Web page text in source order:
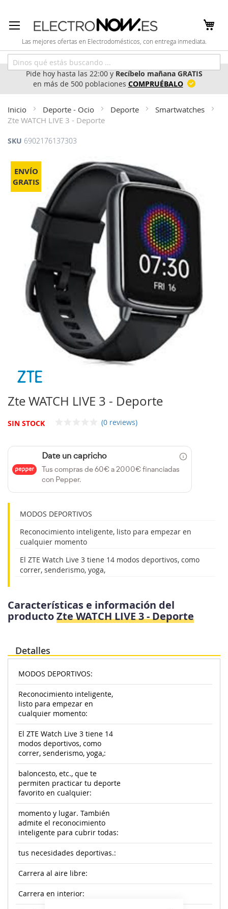
al
contenido
Las mejores ofertas en Electrodomésticos, con entrega inmediata.
Pide hoy hasta las 22:00 yRecíbelo mañana GRATIS
en más de 500 poblaciones COMPRUÉBALO
Inicio Deporte - Ocio Deporte
Smartwatches
Zte WATCH LIVE 3 - Deporte
Zte WATCH LIVE 3 - Deporte
SIN STOCK (0 reviews)
Date un capricho
Tus compras de 60€ a 2000€ financiadas
con Pepper.
MODOS DEPORTIVOS
Reconocimiento inteligente, listo para empezar en
cualquier momento
El ZTE Watch Live 3 tiene 14 modos deportivos, como
correr, senderismo, yoga,
ENVÍO
GRATIS
SKU 6902176137303
Saltar
final
de
imágenes
Saltar
de
galería
imágenes
Características e información del
productoZte WATCH LIVE 3 - Deporte
Detalles
MODOS DEPORTIVOS:
Reconocimiento inteligente,
listo para empezar en
cualquier momento:
El ZTE Watch Live 3 tiene 14
modos deportivos, como
correr, senderismo, yoga,:
baloncesto, etc., que te
permiten practicar tu deporte
favorito en cualquier:
momento y lugar. También
admite el reconocimiento
inteligente para cubrir todas:
tus necesidades deportivas.:
Carrera al aire libre:
Carrera en interior: